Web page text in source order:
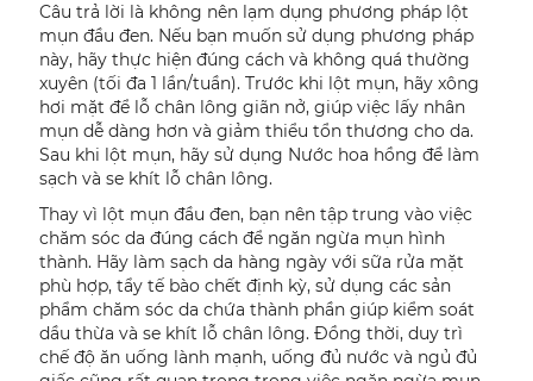
Câu trả lời là không nên lạm dụng phương pháp lột
mụn đầu đen. Nếu bạn muốn sử dụng phương pháp
này, hãy thực hiện đúng cách và không quá thường
xuyên (tối đa 1 lần/tuần). Trước khi lột mụn, hãy xông
hơi mặt để lỗ chân lông giãn nở, giúp việc lấy nhân
mụn dễ dàng hơn và giảm thiểu tổn thương cho da.
Sau khi lột mụn, hãy sử dụng Nước hoa hồng để làm
sạch và se khít lỗ chân lông.
Thay vì lột mụn đầu đen, bạn nên tập trung vào việc
chăm sóc da đúng cách để ngăn ngừa mụn hình
thành. Hãy làm sạch da hàng ngày với sữa rửa mặt
phù hợp, tẩy tế bào chết định kỳ, sử dụng các sản
phẩm chăm sóc da chứa thành phần giúp kiểm soát
dầu thừa và se khít lỗ chân lông. Đồng thời, duy trì
chế độ ăn uống lành mạnh, uống đủ nước và ngủ đủ